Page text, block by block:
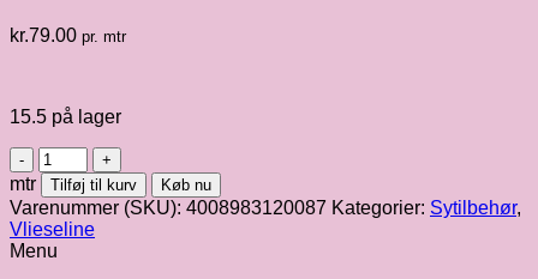
kr.79.00 pr. mtr
15.5 på lager
Vlieseline
|
H200
antal
mtr Tilføj til kurv Køb nu
Varenummer (SKU): 4008983120087 Kategorier: Sytilbehør,
Vlieseline
Menu